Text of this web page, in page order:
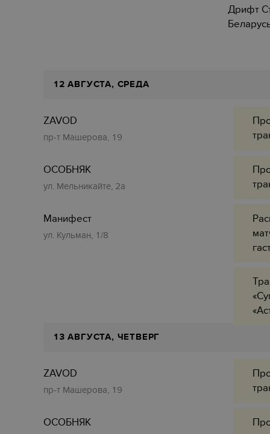
Дрифт
12 АВГУСТА, СРЕДА
ZAVOD
пр-т Машерова, 19
ОСОБНЯК
ул. Мельникайте, 2а
Манифест
ул. Кульман, 1/8
13 АВГУСТА, ЧЕТВЕРГ
ZAVOD
пр-т Машерова, 19
ОСОБНЯК